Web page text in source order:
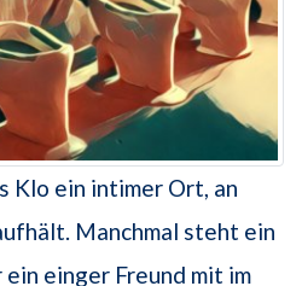
Klo ein intimer Ort, an
Manchmal steht ein
einger Freund mit im